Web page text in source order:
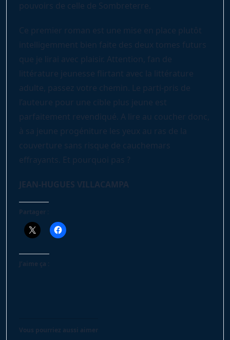
pouvoirs de celle de Sombreterre.
Ce premier roman est une mise en place plutôt
intelligemment bien faite des deux tomes futurs
que je lirai avec plaisir. Attention, fan de
littérature jeunesse flirtant avec la littérature
adulte, passez votre chemin. Le parti-pris de
l’auteure pour une cible plus jeune est
parfaitement revendiqué. A lire au coucher donc,
à sa jeune progéniture les yeux au ras de la
couverture sans risque de cauchemars
effrayants. Et pourquoi pas ?
JEAN-HUGUES VILLACAMPA
Partager :
J’aime ça :
Vous pourriez aussi aimer